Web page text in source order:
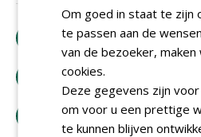
download artikel
bestel tijdschrift
tip de redactie
Om goed in staat te zijn
te passen aan de
van de bezoeker, maken
cookies.
Deze gegevens zijn
om voor u een prettige
te kunnen blijven